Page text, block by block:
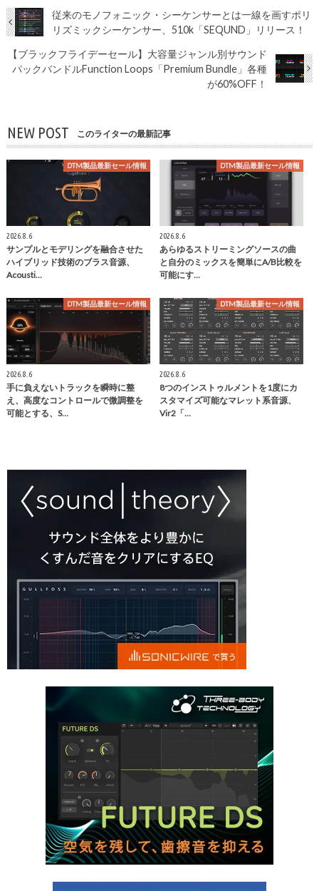
従来のモノフォニック・シーケンサーとは一線を画すポリ
リズミックシーケンサー、510k「SEQUND」リリース！
【ブラックフライデーセール】大容量ジャンル別サウンド
パックバンドルFunction Loops「Premium Bundle」各種
が60%OFF！
NEW POST このライターの最新記事
DTM製品最新セール情報
2026.8.6
サンプルとモデリングを融合させた
ハイブリッド技術のブラス音源、
Acousti…
DTM製品最新セール情報
2026.8.6
あらゆるストリーミングソースの曲
と自分のミックスを簡単にA/B比較を
可能にす…
DTM製品最新セール情報
2026.8.6
手に負えないトラックを瞬時に整
え、高度なコントロールで微調整を
可能とする、S…
DTM製品最新セール情報
2026.8.6
8つのインストゥルメントを1度にカ
スタマイズ可能なマレット系音源、
Vir2「…